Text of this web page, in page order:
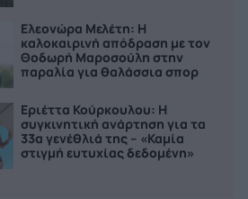
Ελεονώρα Μελέτη: Η
καλοκαιρινή απόδραση με τον
Θοδωρή Μαροσούλη στην
παραλία για θαλάσσια σπορ
Εριέττα Κούρκουλου: Η
συγκινητική ανάρτηση για τα
33α γενέθλιά της – «Καμία
στιγμή ευτυχίας δεδομένη»